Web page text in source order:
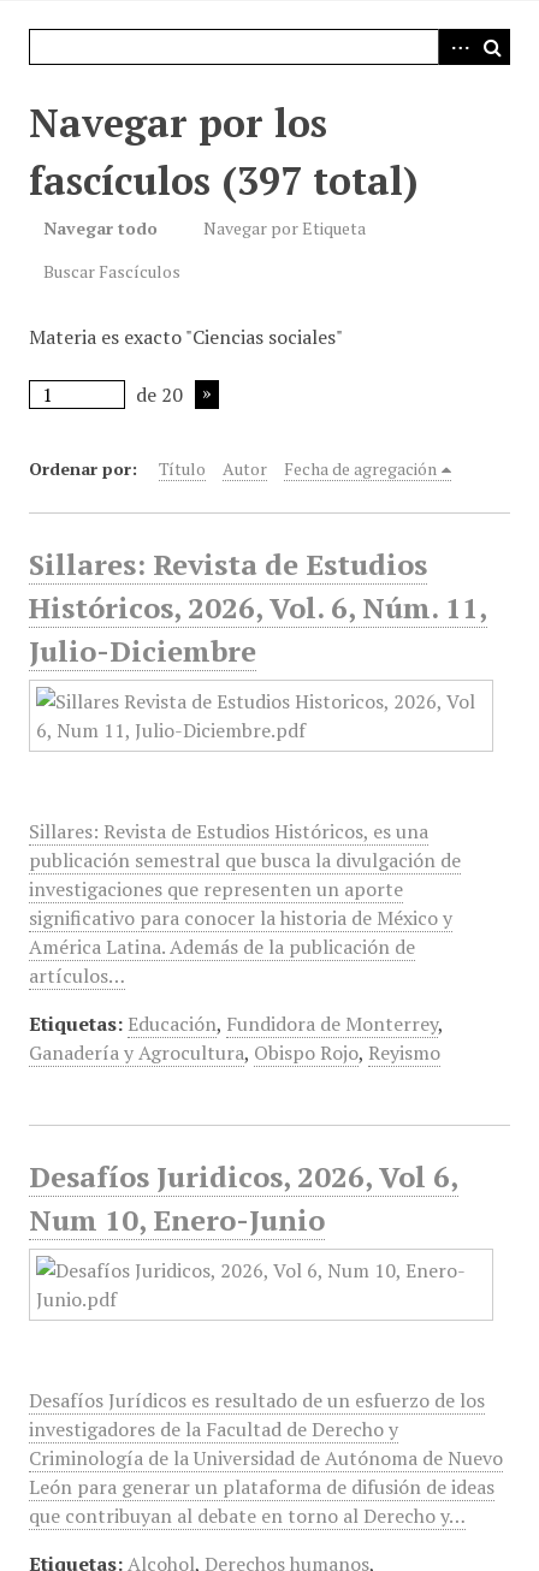
Navegar por los
fascículos (397 total)
Navegar todo
Navegar por Etiqueta
Buscar Fascículos
Materia es exacto "Ciencias sociales"
de 20
Ordenar por: Título Autor Fecha de agregación
Sillares: Revista de Estudios
Históricos, 2026, Vol. 6, Núm. 11,
Julio-Diciembre
Sillares: Revista de Estudios Históricos, es una
publicación semestral que busca la divulgación de
investigaciones que representen un aporte
significativo para conocer la historia de México y
América Latina. Además de la publicación de
artículos…
Etiquetas: Educación, Fundidora de Monterrey,
Ganadería y Agrocultura, Obispo Rojo, Reyismo
Desafíos Juridicos, 2026, Vol 6,
Num 10, Enero-Junio
Desafíos Jurídicos es resultado de un esfuerzo de los
investigadores de la Facultad de Derecho y
Criminología de la Universidad de Autónoma de Nuevo
León para generar un plataforma de difusión de ideas
que contribuyan al debate en torno al Derecho y…
Etiquetas: Alcohol, Derechos humanos,